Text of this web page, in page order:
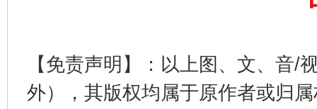
【免责声明】：以上图、文、音/
外），其版权均属于原作者或归
受贿1.44亿！段成刚被判无期 从幼